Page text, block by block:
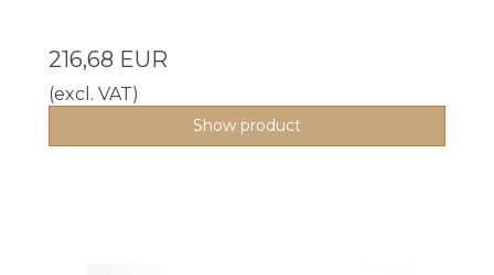
216,68 EUR
(excl. VAT)
Show product